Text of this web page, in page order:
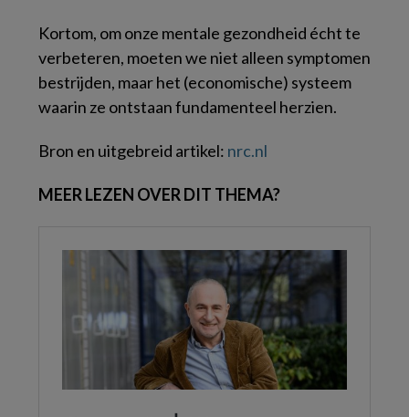
Kortom, om onze mentale gezondheid écht te
verbeteren, moeten we niet alleen symptomen
bestrijden, maar het (economische) systeem
waarin ze ontstaan fundamenteel herzien.
Bron en uitgebreid artikel: nrc.nl
MEER LEZEN OVER DIT THEMA?